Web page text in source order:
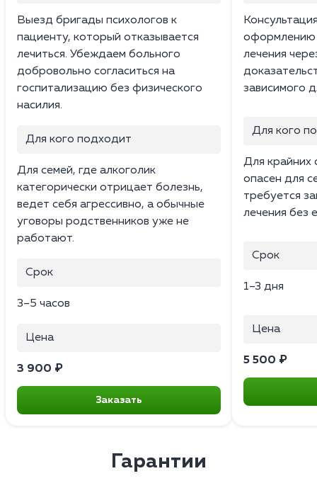
Выезд бригады психологов к
пациенту, который отказывается
лечиться. Убеждаем больного
добровольно согласиться на
госпитализацию без физического
насилия.
Для кого подходит
Для семей, где алкоголик
категорически отрицает болезнь,
ведет себя агрессивно, а обычные
уговоры родственников уже не
работают.
Срок
3–5 часов
Цена
3 900 ₽
Заказать
оформлению
лечения
зависимого
Для кого
Для крайних
опасен для
требуется
лечения без
Срок
1–3 дня
Цена
5 500 ₽
Гарантии